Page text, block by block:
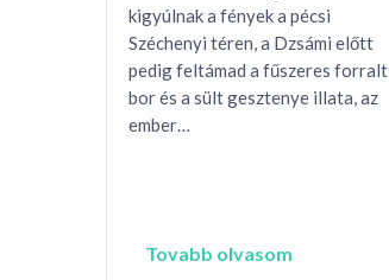
kigyúlnak a fények a pécsi
Széchenyi téren, a Dzsámi előtt
pedig feltámad a fűszeres forralt
bor és a sült gesztenye illata, az
ember…
Tovabb olvasom